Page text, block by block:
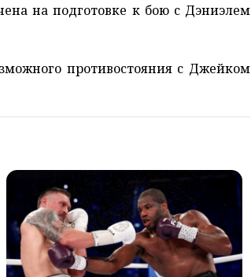
на подготовке к бою с Дэниэлем
противостояния с Джейком